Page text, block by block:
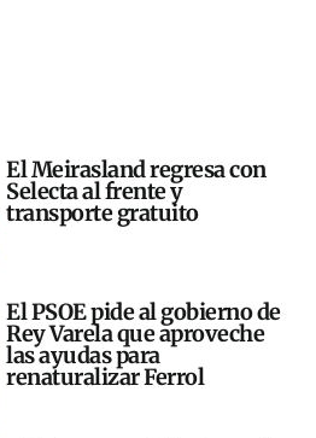
El Meirasland regresa con
Selecta al frente y
transporte gratuito
El PSOE pide al gobierno de
Rey Varela que aproveche
las ayudas para
renaturalizar Ferrol